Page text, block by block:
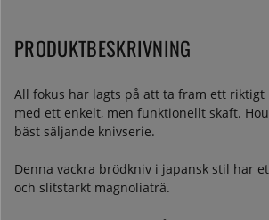
PRODUKTBESKRIVNING
All fokus har lagts på att ta fram ett riktigt
med ett enkelt, men funktionellt skaft.
bäst säljande knivserie.
Denna vackra brödkniv i japansk stil har
och slitstarkt magnoliaträ.